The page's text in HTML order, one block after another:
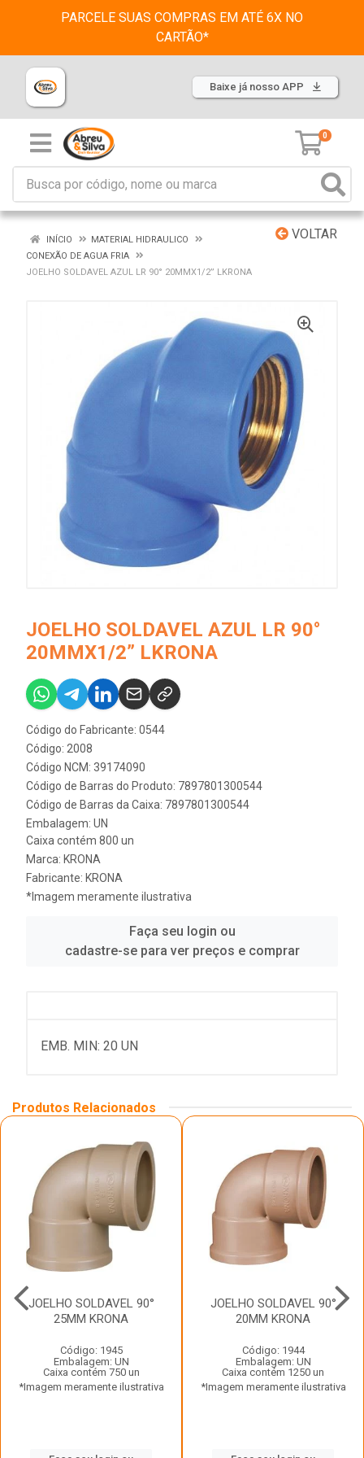
PARCELE SUAS COMPRAS EM ATÉ 6X NO
CARTÃO*
Baixe já nosso APP
0
VOLTAR
INÍCIO
MATERIAL HIDRAULICO
CONEXÃO DE AGUA FRIA
JOELHO SOLDAVEL AZUL LR 90° 20MMX1/2” LKRONA
JOELHO SOLDAVEL AZUL LR 90°
20MMX1/2” LKRONA
Código do Fabricante: 0544
Código: 2008
Código NCM: 39174090
Código de Barras do Produto: 7897801300544
Código de Barras da Caixa: 7897801300544
Embalagem: UN
Caixa contém 800 un
Marca: KRONA
Fabricante: KRONA
*Imagem meramente ilustrativa
Faça seu login ou
cadastre-se para ver preços e comprar
EMB. MIN: 20 UN
Produtos Relacionados
JOELHO SOLDAVEL 90°
25MM KRONA
Código: 1945
Embalagem: UN
Caixa contém 750 un
*Imagem meramente ilustrativa
JOELHO SOLDAVEL 90°
20MM KRONA
Código: 1944
Embalagem: UN
Caixa contém 1250 un
*Imagem meramente ilustrativa